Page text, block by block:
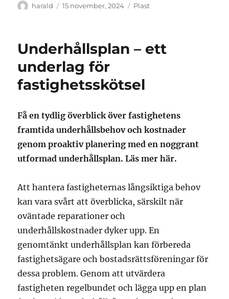
Författare
harald
Publicerat
15 november, 2024 Kategorier
Plast
Underhållsplan – ett
underlag för
fastighetsskötsel
Få en tydlig överblick över fastighetens
framtida underhållsbehov och kostnader
genom proaktiv planering med en noggrant
utformad underhållsplan. Läs mer här.
Att hantera fastigheternas långsiktiga behov
kan vara svårt att överblicka, särskilt när
oväntade reparationer och
underhållskostnader dyker upp. En
genomtänkt underhållsplan kan förbereda
fastighetsägare och bostadsrättsföreningar för
dessa problem. Genom att utvärdera
fastigheten regelbundet och lägga upp en plan